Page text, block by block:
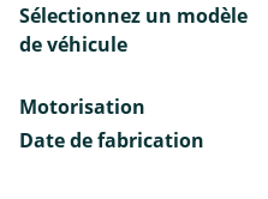
Sélectionnez un modèle
de véhicule
Motorisation
Date de fabrication